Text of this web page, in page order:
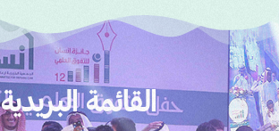
القائمة البريدية